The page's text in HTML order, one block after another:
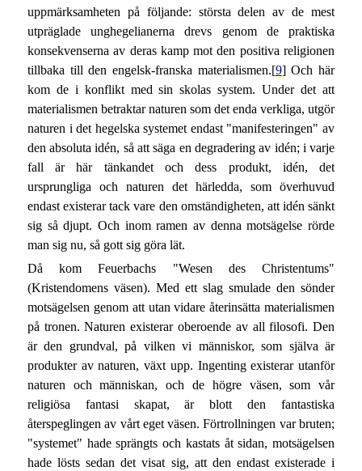
uppmärksamheten på följande: största delen av de mest
utpräglade unghegelianerna drevs genom de praktiska
konsekvenserna av deras kamp mot den positiva religionen
tillbaka till den engelsk-franska materialismen.[9] Och här
kom de i konflikt med sin skolas system. Under det att
materialismen betraktar naturen som det enda verkliga, utgör
naturen i det hegelska systemet endast "manifesteringen" av
den absoluta idén, så att säga en degradering av idén; i varje
fall är här tänkandet och dess produkt, idén, det
ursprungliga och naturen det härledda, som överhuvud
endast existerar tack vare den omständigheten, att idén sänkt
sig så djupt. Och inom ramen av denna motsägelse rörde
man sig nu, så gott sig göra lät.
Då kom Feuerbachs "Wesen des Christentums"
(Kristendomens väsen). Med ett slag smulade den sönder
motsägelsen genom att utan vidare återinsätta materialismen
på tronen. Naturen existerar oberoende av all filosofi. Den
är den grundval, på vilken vi människor, som själva är
produkter av naturen, växt upp. Ingenting existerar utanför
naturen och människan, och de högre väsen, som vår
religiösa fantasi skapat, är blott den fantastiska
återspeglingen av vårt eget väsen. Förtrollningen var bruten;
"systemet" hade sprängts och kastats åt sidan, motsägelsen
hade lösts sedan det visat sig, att den endast existerade i